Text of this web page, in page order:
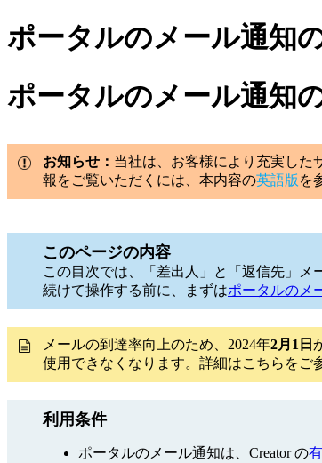
ポータルのメール通知
ポータルのメール通知
お知らせ： 当社は、お客様により充実した
報をご覧いただくには、本内容の英語版 を
このページの内容
この目次では、「差出人」と「返信先」メ
続けて操作する前に、まずはポータルのメ
メールの到達率向上のため、2024年2月1日
使用できなくなります。詳細はこちらをご
利用条件
ポータルのメール通知は、Creator の